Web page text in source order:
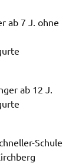
ab 7 J. ohne
ab 12 J.
Schule